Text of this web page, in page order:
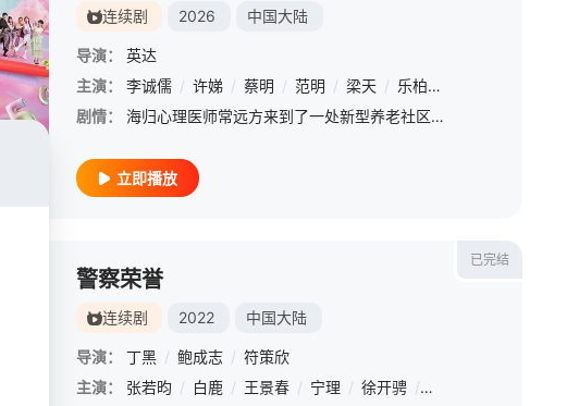
/ 孙丞潇 / 上淇 / 师子寻 / 王阡惠 / 王术一 徐好 肖凯文
连续剧 2026 中国大陆
导演：
英达
主演：
李诚儒 / 许娣 / 蔡明 / 范明 / 梁天 / 乐柏说
剧情：
海归心理医师常远方来到了一处新型养老社区“常青居”工作。为了践行让老人“重返青春”的理念，常远方为老人们创造了一个充满活力的生活体验。因其独特的经营方式，很多老年人慕名而来。
立即播放
龚蓓苾 / 李晓峰 / 杜志国 / 王紫璇 / 吕晓霖
已完结
警察荣誉
连续剧 2022 中国大陆
导演： 丁黑 / 鲍成志 / 符策欣
主演：
张若昀 / 白鹿 / 王景春 / 宁理 / 徐开骋 / 赵阳